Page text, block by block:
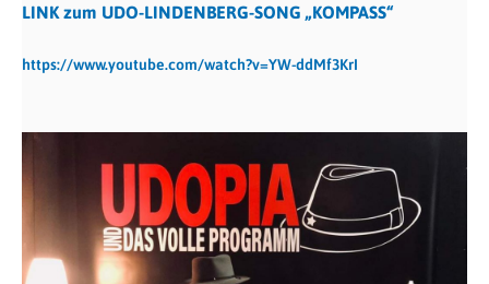
LINK zum UDO-LINDENBERG-SONG „KOMPASS“
https://www.youtube.com/watch?v=YW-ddMf3KrI